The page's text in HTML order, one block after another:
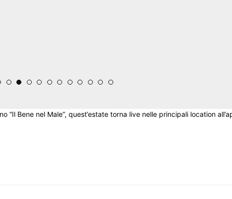
“Il Bene nel Male”, quest’estate torna live nelle principali location